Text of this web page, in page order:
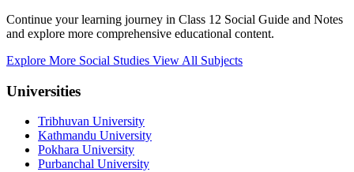
Continue your learning journey in Class 12 Social Guide and Notes
and explore more comprehensive educational content.
Explore More Social Studies View All Subjects
Universities
Tribhuvan University
Kathmandu University
Pokhara University
Purbanchal University